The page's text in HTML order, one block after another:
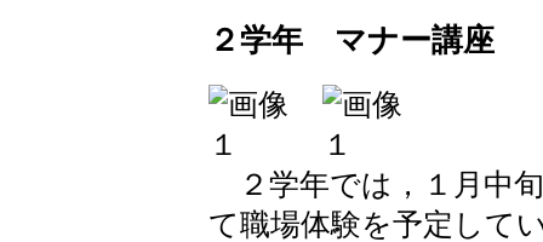
２学年 マナー講座
２学年では，１月中
て職場体験を予定して